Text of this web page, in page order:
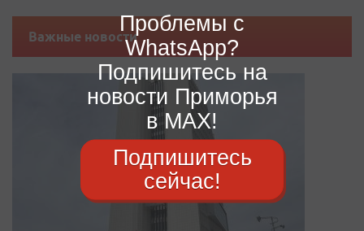
Важные новости
Проблемы с
WhatsApp?
Подпишитесь на
новости Приморья
в MAX!
Подпишитесь
сейчас!